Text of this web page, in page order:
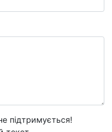
підтримується!